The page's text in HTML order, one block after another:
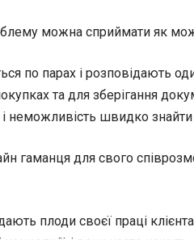
можна сприймати як
по парах і розповідають
та для зберігання
неможливість швидко
гаманця для свого
плоди своєї праці